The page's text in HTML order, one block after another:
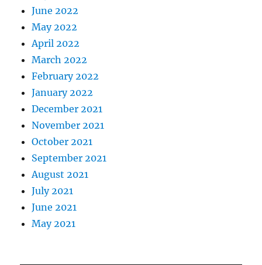
June 2022
May 2022
April 2022
March 2022
February 2022
January 2022
December 2021
November 2021
October 2021
September 2021
August 2021
July 2021
June 2021
May 2021